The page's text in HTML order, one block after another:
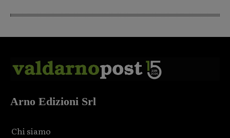
Arno Edizioni Srl
Chi siamo